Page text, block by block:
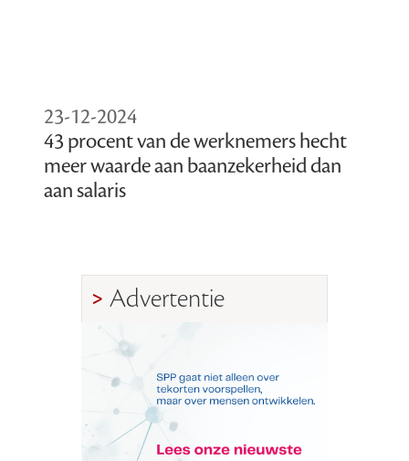
23-12-2024
43 procent van de werknemers hecht
meer waarde aan baanzekerheid dan
aan salaris
Advertentie